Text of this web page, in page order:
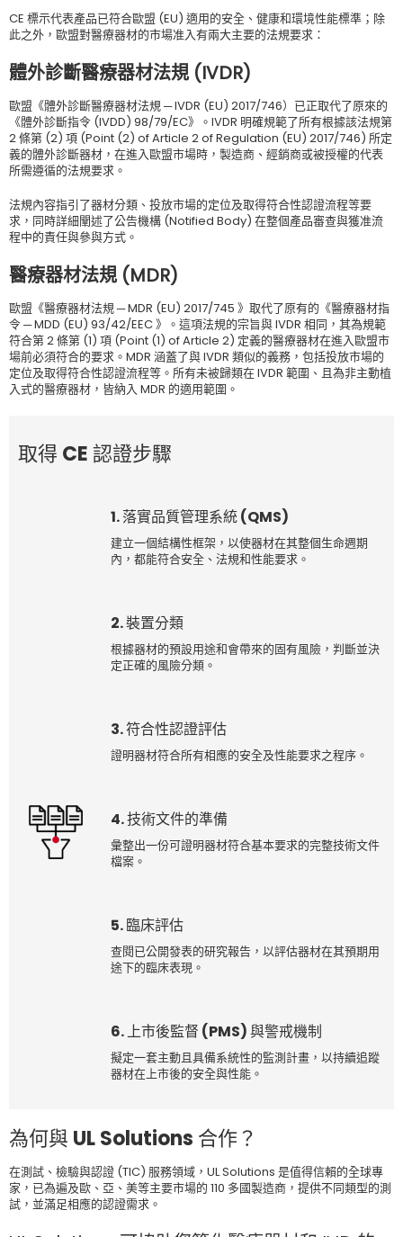
CE 標示代表產品已符合歐盟 (EU) 適用的安全、健康和環境性能標準；除
此之外，歐盟對醫療器材的市場准入有兩大主要的法規要求：
體外診斷醫療器材法規 (IVDR)
歐盟《體外診斷醫療器材法規 ─ IVDR (EU) 2017/746）已正取代了原來的
《體外診斷指令 (IVDD) 98/79/EC》。IVDR 明確規範了所有根據該法規第
2 條第 (2) 項 (Point (2) of Article 2 of Regulation (EU) 2017/746) 所定
義的體外診斷器材，在進入歐盟市場時，製造商、經銷商或被授權的代表
所需遵循的法規要求。
法規內容指引了器材分類、投放市場的定位及取得符合性認證流程等要
求，同時詳細闡述了公告機構 (Notified Body) 在整個產品審查與獲准流
程中的責任與參與方式。
醫療器材法規 (MDR)
歐盟《醫療器材法規 ─ MDR (EU) 2017/745 》取代了原有的《醫療器材指
令 ─ MDD (EU) 93/42/EEC 》。這項法規的宗旨與 IVDR 相同，其為規範
符合第 2 條第 (1) 項 (Point (1) of Article 2) 定義的醫療器材在進入歐盟市
場前必須符合的要求。MDR 涵蓋了與 IVDR 類似的義務，包括投放市場的
定位及取得符合性認證流程等。所有未被歸類在 IVDR 範圍、且為非主動植
入式的醫療器材，皆納入 MDR 的適用範圍。
取得 CE 認證步驟
1. 落實品質管理系統 (QMS)
建立一個結構性框架，以使器材在其整個生命週期
內，都能符合安全、法規和性能要求。
2. 裝置分類
根據器材的預設用途和會帶來的固有風險，判斷並決
定正確的風險分類。
3. 符合性認證評估
證明器材符合所有相應的安全及性能要求之程序。
4. 技術文件的準備
彙整出一份可證明器材符合基本要求的完整技術文件
檔案。
5. 臨床評估
查閱已公開發表的研究報告，以評估器材在其預期用
途下的臨床表現。
6. 上市後監督 (PMS) 與警戒機制
擬定一套主動且具備系統性的監測計畫，以持續追蹤
器材在上市後的安全與性能。
為何與 UL Solutions 合作？
在測試、檢驗與認證 (TIC) 服務領域，UL Solutions 是值得信賴的全球專
家，已為遍及歐、亞、美等主要市場的 110 多國製造商，提供不同類型的測
試，並滿足相應的認證需求。